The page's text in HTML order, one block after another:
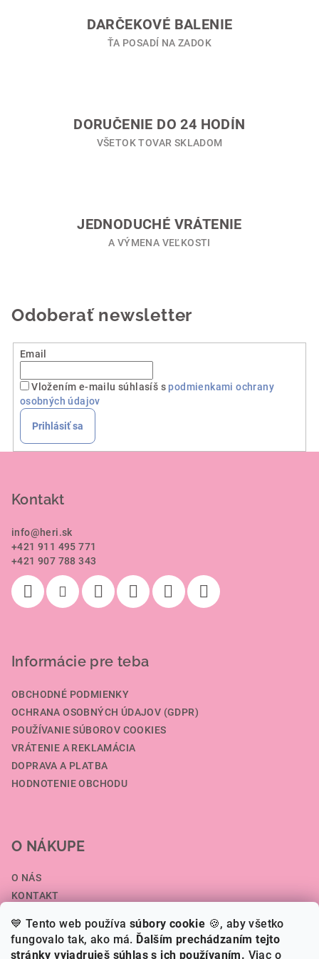
💙 Tento web používa súbory cookie 🍪, aby všetko
fungovalo tak, ako má. Ďalším prechádzaním tejto
stránky vyjadruješ súhlas s ich používaním. Viac o
i
e
p
y
v
ý
u
DARČEKOVÉ BALENIE
ŤA POSADÍ NA ZADOK
DORUČENIE DO 24 HODÍN
VŠETOK TOVAR SKLADOM
JEDNODUCHÉ VRÁTENIE
A VÝMENA VEĽKOSTI
Odoberať newsletter
Email
Vložením e-mailu súhlasíš spodmienkami ochrany
osobných údajov
Prihlásiť sa
Kontakt
info@heri.sk
+421 911 495 771
+421 907 788 343
Informácie pre teba
OBCHODNÉ PODMIENKY
OCHRANA OSOBNÝCH ÚDAJOV (GDPR)
POUŽÍVANIE SÚBOROV COOKIES
VRÁTENIE A REKLAMÁCIA
DOPRAVA A PLATBA
HODNOTENIE OBCHODU
O NÁKUPE
O NÁS
KONTAKT
ČLÁNKY